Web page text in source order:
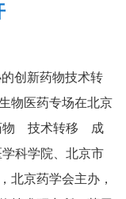
创新药物技术转
物医药专场在北京
物 技术转移 成
科学院、北京市
北京药学会主办，